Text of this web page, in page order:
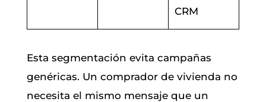
CRM
Esta segmentación evita campañas
genéricas. Un comprador de vivienda no
necesita el mismo mensaje que un